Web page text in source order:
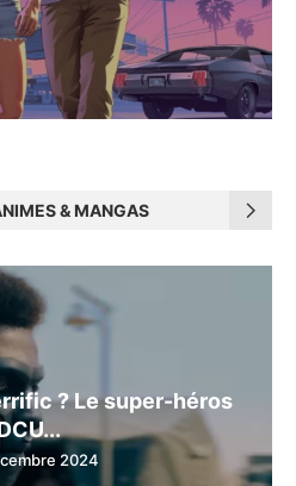
& MANGAS
? Le super-héros
2024